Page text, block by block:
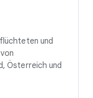
und
Österreich und